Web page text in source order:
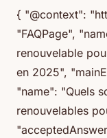
{ "@context":
"FAQPage",
renouvelable
en 2025",
"name": "Quels
renouvelables